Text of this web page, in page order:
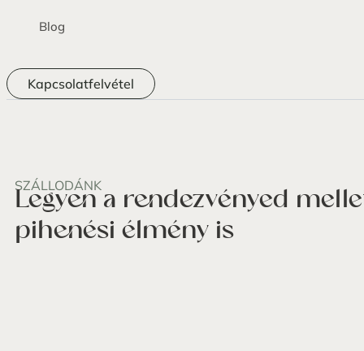
Blog
Kapcsolatfelvétel
SZÁLLODÁNK
Legyen a rendezvényed
pihenési élmény is